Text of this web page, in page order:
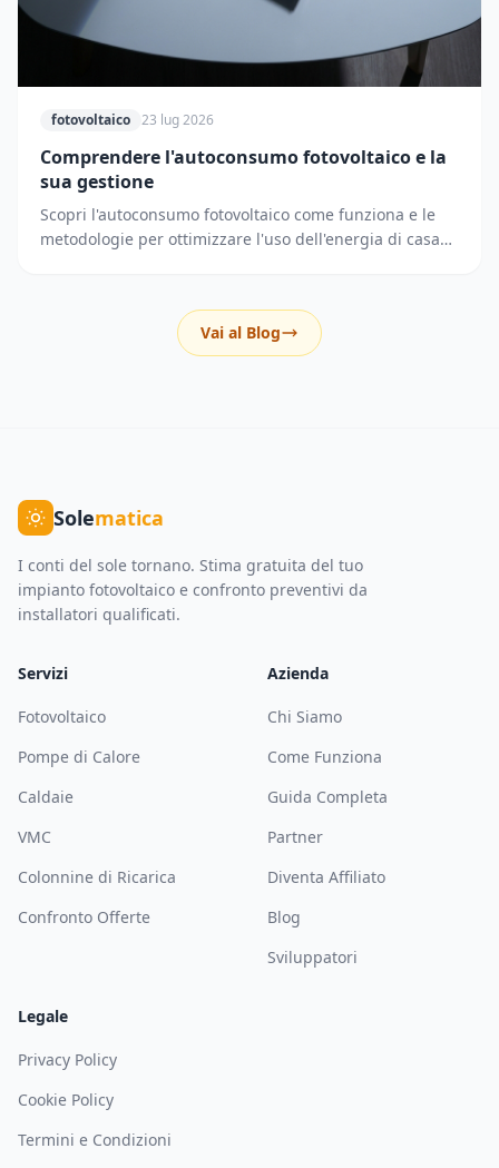
fotovoltaico 23 lug 2026
Comprendere l'autoconsumo fotovoltaico e la
sua gestione
Scopri l'autoconsumo fotovoltaico come funziona e le
metodologie per ottimizzare l'uso dell'energia di casa
Vai al Blog
Solematica
I conti del sole tornano. Stima gratuita del tuo
impianto fotovoltaico e confronto preventivi da
installatori qualificati.
Servizi
Fotovoltaico
Pompe di Calore
Caldaie
VMC
Colonnine di Ricarica
Confronto Offerte
Azienda
Chi Siamo
Come Funziona
Guida Completa
Partner
Diventa Affiliato
Blog
Sviluppatori
Legale
Privacy Policy
Cookie Policy
Termini e Condizioni